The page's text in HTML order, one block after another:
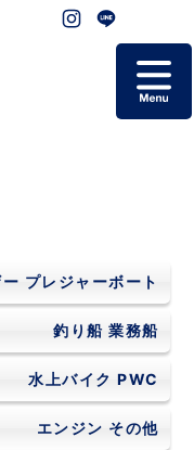
会社概要
よくあるご質問
お問い合わせ
個人情報保護方針
プレジャーボート
釣り船 業務船
水上バイク PWC
エンジン その他